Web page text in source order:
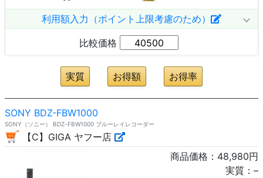
利用額入力（ポイント上限考慮のため）
比較価格
SONY BDZ-FBW1000
SONY（ソニー） BDZ-FBW1000 ブルーレイレコーダー
【C】GIGA ヤフー店
商品価格： 48,980円
実質： –